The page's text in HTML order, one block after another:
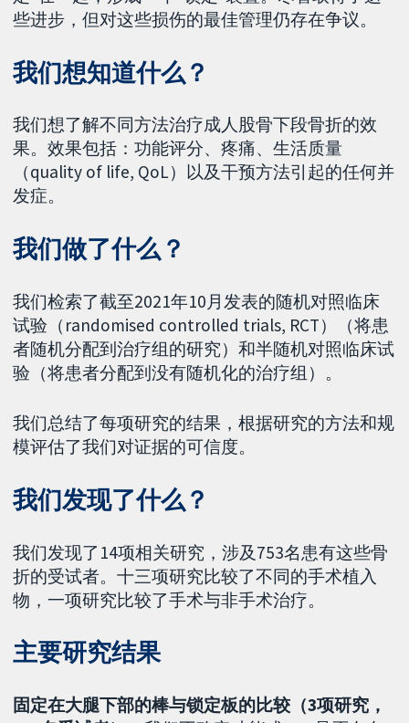
些进步，但对这些损伤的最佳管理仍存在争议。
我们想知道什么？
我们想了解不同方法治疗成人股骨下段骨折的效
果。效果包括：功能评分、疼痛、生活质量
（quality of life, QoL）以及干预方法引起的任何并
发症。
我们做了什么？
我们检索了截至2021年10月发表的随机对照临床
试验（randomised controlled trials, RCT）（将患
者随机分配到治疗组的研究）和半随机对照临床试
验（将患者分配到没有随机化的治疗组）。
我们总结了每项研究的结果，根据研究的方法和规
模评估了我们对证据的可信度。
我们发现了什么？
我们发现了14项相关研究，涉及753名患有这些骨
折的受试者。十三项研究比较了不同的手术植入
物，一项研究比较了手术与非手术治疗。
主要研究结果
固定在大腿下部的棒与锁定板的比较（3项研究，